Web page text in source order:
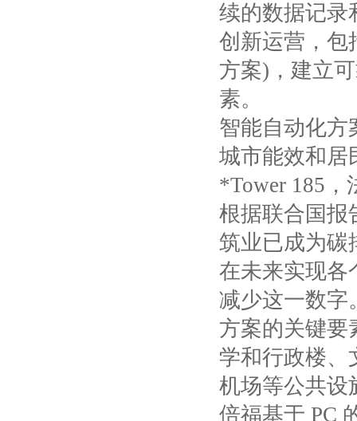
续的数据记录
创新运营，包
方案) ，建立
素。
智能自动化方
城市能效和居
*Tower 185
根据联合国报
筑业已成为碳
在未来实现各
减少这一数字
方案的关键要
学和行政楼、
机场等公共设
倍福基于 PC